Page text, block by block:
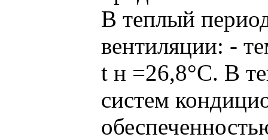
В теплый
вентиляции: -
t н =26,8°C. В
систем